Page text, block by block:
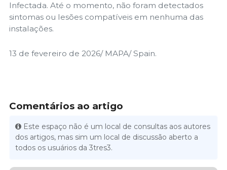
Infectada. Até o momento, não foram detectados
sintomas ou lesões compatíveis em nenhuma das
instalações.
13 de fevereiro de 2026/ MAPA/ Spain.
Comentários ao artigo
Este espaço não é um local de consultas aos autores
dos artigos, mas sim um local de discussão aberto a
todos os usuários da 3tres3.